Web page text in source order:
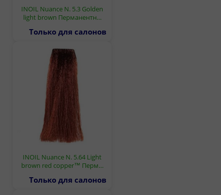
INOIL Nuance N. 5.3 Golden
light brown Перманентн…
Только для салонов
INOIL Nuance N. 5.64 Light
brown red copper™ Перм…
Только для салонов